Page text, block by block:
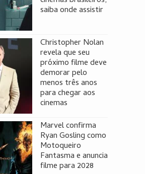
saiba onde assistir
Christopher Nolan
revela que seu
próximo filme deve
demorar pelo
menos três anos
para chegar aos
cinemas
Marvel confirma
Ryan Gosling como
Motoqueiro
Fantasma e anuncia
filme para 2028